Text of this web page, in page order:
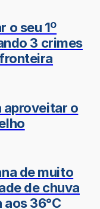
o seu 1º
3 crimes
aproveitar o
de muito
de chuva
36°C